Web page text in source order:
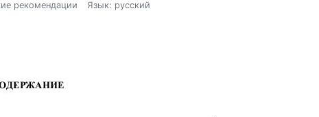
рекомендации Язык: русский